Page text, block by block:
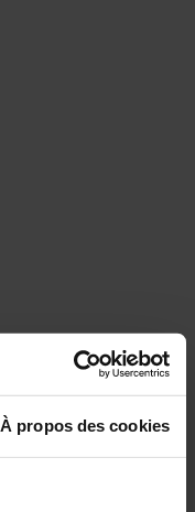
À propos des cookies